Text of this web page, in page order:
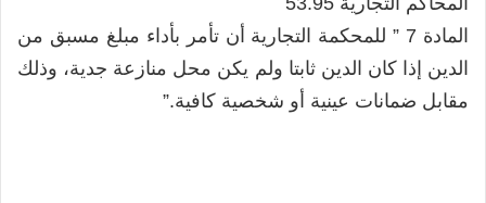
المادة 7 ” للمحكمة التجارية أن تأمر بأداء مبلغ مسبق من
الدين إذا كان الدين ثابتا ولم يكن محل منازعة جدية، وذلك
مقابل ضمانات عينية أو شخصية كافية.”